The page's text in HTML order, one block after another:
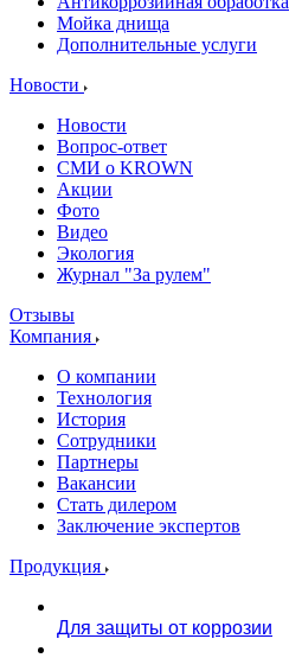
Мойка днища
Дополнительные услуги
Новости
Новости
Вопрос-ответ
СМИ о KROWN
Акции
Фото
Видео
Экология
Журнал "За рулем"
Отзывы
Компания
О компании
Технология
История
Сотрудники
Партнеры
Вакансии
Стать дилером
Заключение экспертов
Продукция
Для защиты от коррозии